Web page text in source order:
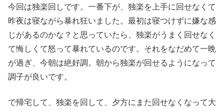
今回は独楽回しです。一番下が、独楽を上手に回せなくて
昨夜は寝ながら暴れ狂いました。最初は寝つけずに嫌な感
じがあるのかな？と思っていたら、独楽がうまく回せなく
て悔しくて怒って暴れているのです。それをなだめて一晩
が過ぎ、今朝は絶好調。朝から独楽が回せるようになって
調子が良いです。
で帰宅して、独楽を回して、夕方にまた回せなくなって大